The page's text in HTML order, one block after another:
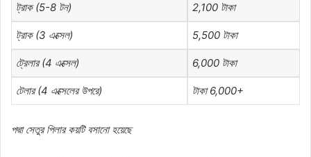
ট্রাক(5-8 টন) 2,100 টাকা
ট্রাক(3 এক্সেল) 5,500 টাকা
ট্রেলার(4 এক্সেল) 6,000 টাকা
টেলার(4 এক্সেলের উপরে) টাকা6,000+
পদ্মা সেতুর পিলার কয়টি বসানো হয়েছে